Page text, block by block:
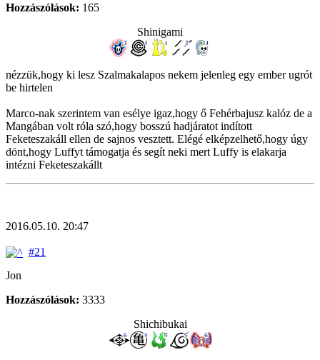
Hozzászólások: 165
Shinigami
nézzük,hogy ki lesz Szalmakalapos nekem jelenleg egy ember ugrót
be hirtelen
Marco-nak szerintem van esélye igaz,hogy ő Fehérbajusz kalóz de a
Mangában volt róla szó,hogy bosszú hadjáratot indított
Feketeszakáll ellen de sajnos vesztett. Elégé elképzelhető,hogy úgy
dönt,hogy Luffyt támogatja és segít neki mert Luffy is elakarja
intézni Feketeszakállt
2016.05.10. 20:47
#21
Jon
Hozzászólások: 3333
Shichibukai